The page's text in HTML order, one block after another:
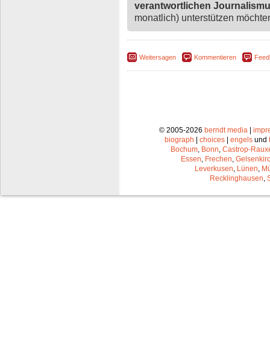
verantwortlichen
monatlich) unterstützen
Weitersagen Kommentieren
© 2005-2026 berndt media |
biograph | choices | engels und
Bochum Bonn Castrop-
Essen Frechen
Leverkusen Lünen
Recklinghausen